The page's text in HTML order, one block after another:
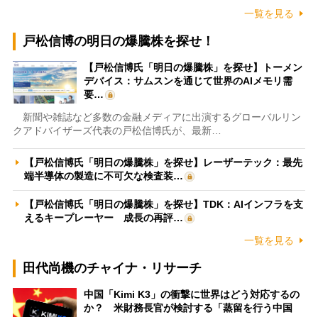
一覧を見る
戸松信博の明日の爆騰株を探せ！
【戸松信博氏「明日の爆騰株」を探せ】トーメン
デバイス：サムスンを通じて世界のAIメモリ需
要…
新聞や雑誌など多数の金融メディアに出演するグローバルリン
クアドバイザーズ代表の戸松信博氏が、最新…
【戸松信博氏「明日の爆騰株」を探せ】レーザーテック：最先
端半導体の製造に不可欠な検査装…
【戸松信博氏「明日の爆騰株」を探せ】TDK：AIインフラを支
えるキープレーヤー 成長の再評…
一覧を見る
田代尚機のチャイナ・リサーチ
中国「Kimi K3」の衝撃に世界はどう対応するの
か？ 米財務長官が検討する「蒸留を行う中国